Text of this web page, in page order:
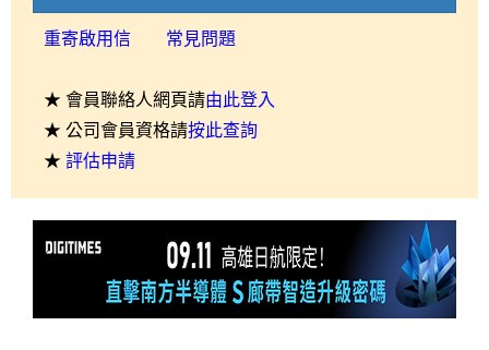
重寄啟用信 常見問題
★ 會員聯絡人網頁請由此登入
★ 公司會員資格請按此查詢
★ 評估申請